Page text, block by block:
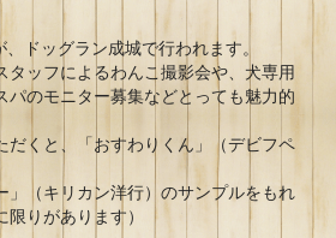
ドッグラン成城で行われます。
タッフによるわんこ撮影会や、犬専用
パのモニター募集などとっても魅力的
だくと、「おすわりくん」（デビフペ
」（キリカン洋行）のサンプルをもれ
りがあります）